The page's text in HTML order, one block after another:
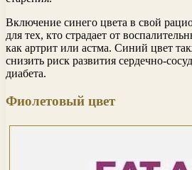
Включение синего цвета в свой
для тех, кто страдает от
как артрит или астма. Синий цвет
снизить риск развития сердечно-
диабета.
Фиолетовый цвет